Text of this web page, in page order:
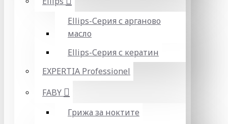
Ellips-Серия с арганово
масло
Ellips-Серия с кератин
EXPERTIA Professionel
FABY
Грижа за ноктите